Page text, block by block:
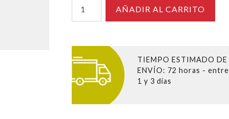
AOVE
Los
700
ml
cantidad
AÑADIR AL CARRITO
TIEMPO ESTIMADO DE
ENVÍO: 72 horas - entre
1 y 3 días